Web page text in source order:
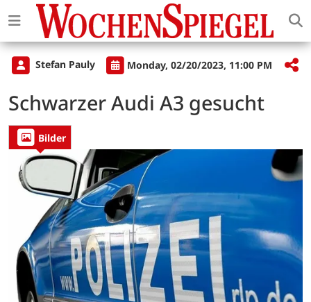
Stefan Pauly Monday, 02/20/2023, 11:00 PM
Schwarzer Audi A3 gesucht
Bilder